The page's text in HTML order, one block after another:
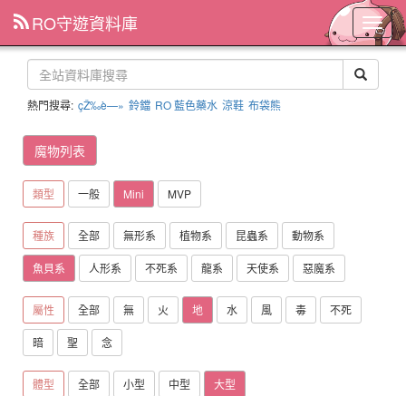
主
選
單
RO守遊資料庫
熱門搜尋: çŽ‰è—» 鈴鐺 RO 藍色藥水 涼鞋 布袋熊
魔物列表
類型 一般 Mini MVP
種族 全部 無形系 植物系 昆蟲系 動物系
魚貝系 人形系 不死系 龍系 天使系 惡魔系
屬性 全部 無 火 地 水 風 毒 不死
暗 聖 念
體型 全部 小型 中型 大型